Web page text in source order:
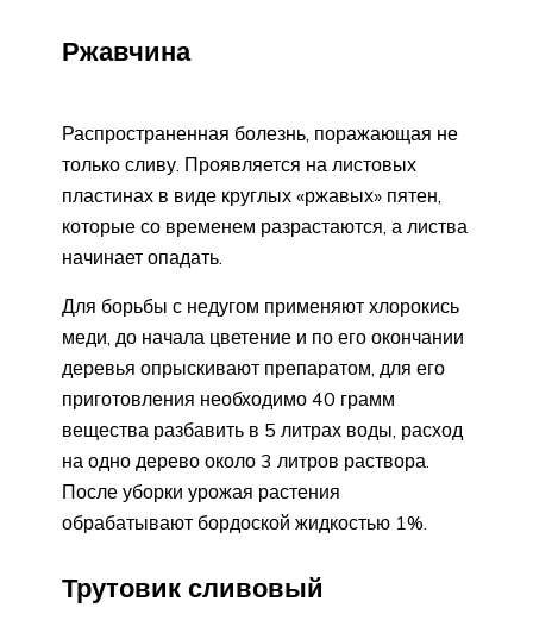
Ржавчина
Распространенная болезнь, поражающая не
только сливу. Проявляется на листовых
пластинах в виде круглых «ржавых» пятен,
которые со временем разрастаются, а листва
начинает опадать.
Для борьбы с недугом применяют хлорокись
меди, до начала цветение и по его окончании
деревья опрыскивают препаратом, для его
приготовления необходимо 40 грамм
вещества разбавить в 5 литрах воды, расход
на одно дерево около 3 литров раствора.
После уборки урожая растения
обрабатывают бордоской жидкостью 1%.
Трутовик сливовый